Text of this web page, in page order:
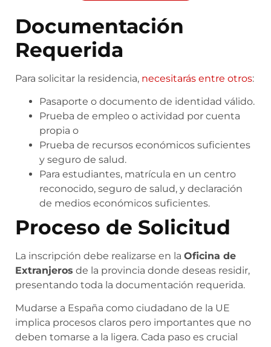
Documentación
Requerida
Para solicitar la residencia, necesitarás entre otros:
Pasaporte o documento de identidad válido.
Prueba de empleo o actividad por cuenta
propia o
Prueba de recursos económicos suficientes
y seguro de salud.
Para estudiantes, matrícula en un centro
reconocido, seguro de salud, y declaración
de medios económicos suficientes.
Proceso de Solicitud
La inscripción debe realizarse en la Oficina de
Extranjeros de la provincia donde deseas residir,
presentando toda la documentación requerida.
Mudarse a España como ciudadano de la UE
implica procesos claros pero importantes que no
deben tomarse a la ligera. Cada paso es crucial